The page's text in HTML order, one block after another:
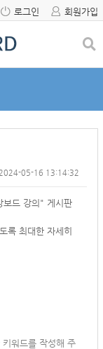
로그인 회원가입
2024-05-16 13:14:32
보드 강의" 게시판
록 최대한 자세히
워드를 작성해 주